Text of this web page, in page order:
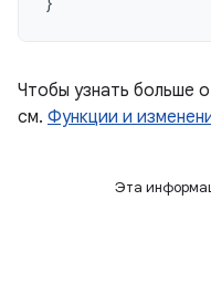
Чтобы узнать больше
см. Функции и
Эта